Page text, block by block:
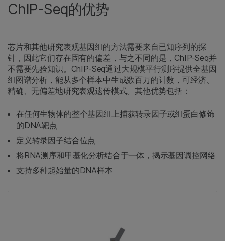
ChIP-Seq的优势
芯片和其他研究表观基因组的方法需要来自已知序列的探
针，因此它们存在固有的偏差，与之不同的是，ChIP-Seq并
不需要先验知识。ChIP-Seq通过大规模平行测序提供全基因
组图谱分析，能从多个样本中生成数百万的计数，可经济、
精确、无偏差地研究表观遗传模式。其他优势包括：
在任何生物体的整个基因组上捕获转录因子或组蛋白修饰
的DNA靶点
定义转录因子结合位点
将RNA测序和甲基化分析结合于一体，揭示基因调控网络
支持多种起始量的DNA样本